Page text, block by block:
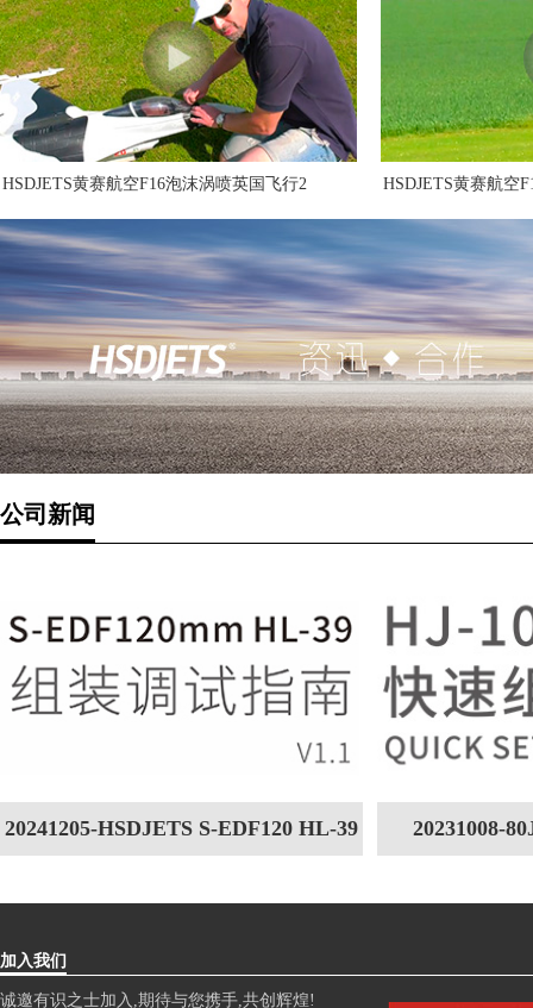
HSDJETS黄赛航空F16泡沫涡喷英国飞行2 HSDJETS黄赛航空
公司新闻
20241205-HSDJETS S-EDF120 HL-39 20231008-
加入我们
诚邀有识之士加入,期待与您携手,共创辉煌!